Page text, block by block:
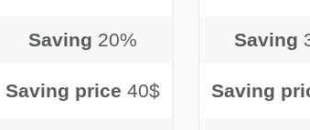
Saving 20%
Saving price 40$
Saving
Saving